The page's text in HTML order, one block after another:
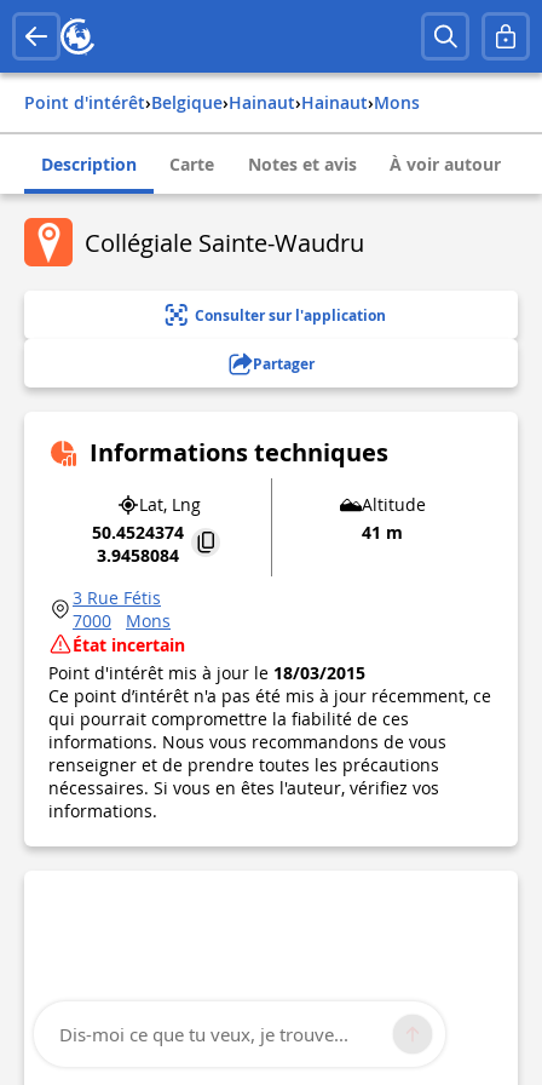
Point d'intérêt› belgique› hainaut› hainaut› mons
Description Carte Notes et avis À voir autour
Collégiale Sainte-Waudru
Consulter sur l'application
Partager
Informations techniques
Lat, Lng
50.4524374
3.9458084
Altitude
41 m
3 Rue Fétis
7000
Mons
État incertain
Point d'intérêt mis à jour le 18/03/2015
Ce point d’intérêt n'a pas été mis à jour récemment, ce
qui pourrait compromettre la fiabilité de ces
informations. Nous vous recommandons de vous
renseigner et de prendre toutes les précautions
nécessaires. Si vous en êtes l'auteur, vérifiez vos
informations.
Dis-moi ce que tu veux, je trouve...